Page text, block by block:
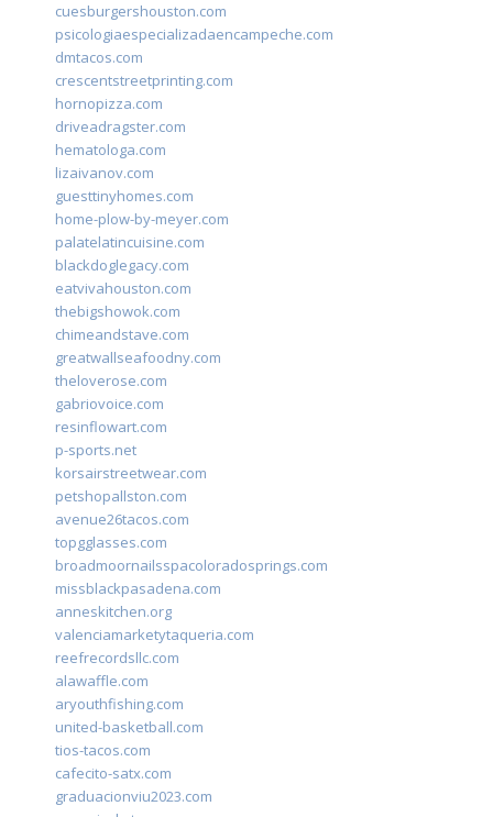
cuesburgershouston.com
psicologiaespecializadaencampeche.com
dmtacos.com
crescentstreetprinting.com
hornopizza.com
driveadragster.com
hematologa.com
lizaivanov.com
guesttinyhomes.com
home-plow-by-meyer.com
palatelatincuisine.com
blackdoglegacy.com
eatvivahouston.com
thebigshowok.com
chimeandstave.com
greatwallseafoodny.com
theloverose.com
gabriovoice.com
resinflowart.com
p-sports.net
korsairstreetwear.com
petshopallston.com
avenue26tacos.com
topgglasses.com
broadmoornailsspacoloradosprings.com
missblackpasadena.com
anneskitchen.org
valenciamarketytaqueria.com
reefrecordsllc.com
alawaffle.com
aryouthfishing.com
united-basketball.com
tios-tacos.com
cafecito-satx.com
graduacionviu2023.com